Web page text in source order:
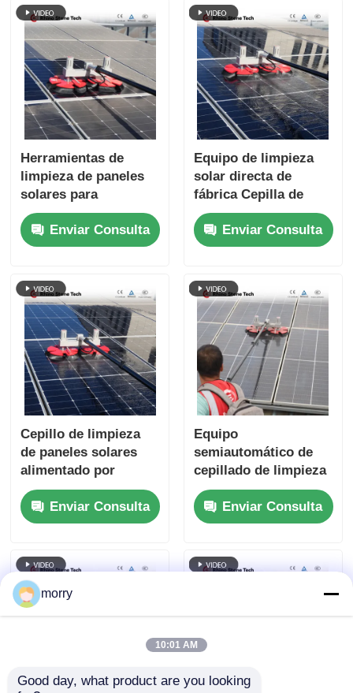
Herramientas de
limpieza de paneles
solares para
excrementos de
pájaros, máquina de
limpieza portátil con
Enviar Consulta
Equipo de limpieza
solar directa de
fábrica Cepilla de
limpieza de paneles
fotovoltaicos
eléctricos con doble
limpieza de paneles
solares con varilla
telescópica
Enviar Consulta
Cepillo de limpieza
de paneles solares
alimentado por
batería con pértiga
telescópica
alimentada por agua,
solar
Enviar Consulta
Equipo
semiautomático de
cepillado de limpieza
de paneles solares
para el
mantenimiento de
Enviar Consulta
morry
10:01 AM
Good day, what product are you looking